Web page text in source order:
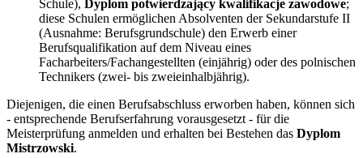
Schule), Dyplom potwierdzający kwalifikacje zawodowe;
diese Schulen ermöglichen Absolventen der Sekundarstufe II
(Ausnahme: Berufsgrundschule) den Erwerb einer
Berufsqualifikation auf dem Niveau eines
Facharbeiters/Fachangestellten (einjährig) oder des polnischen
Technikers (zwei- bis zweieinhalbjährig).
Diejenigen, die einen Berufsabschluss erworben haben, können sich
- entsprechende Berufserfahrung vorausgesetzt - für die
Meisterprüfung anmelden und erhalten bei Bestehen das Dyplom
Mistrzowski.